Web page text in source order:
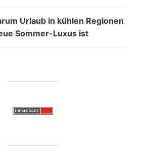
Urlaub in kühlen Regionen
Sommer-Luxus ist